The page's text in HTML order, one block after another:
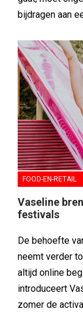
bijdragen aan
FOOD-EN-RETAIL
Vaseline
festivals
De behoefte
neemt verder
altijd online
introduceert
zomer de